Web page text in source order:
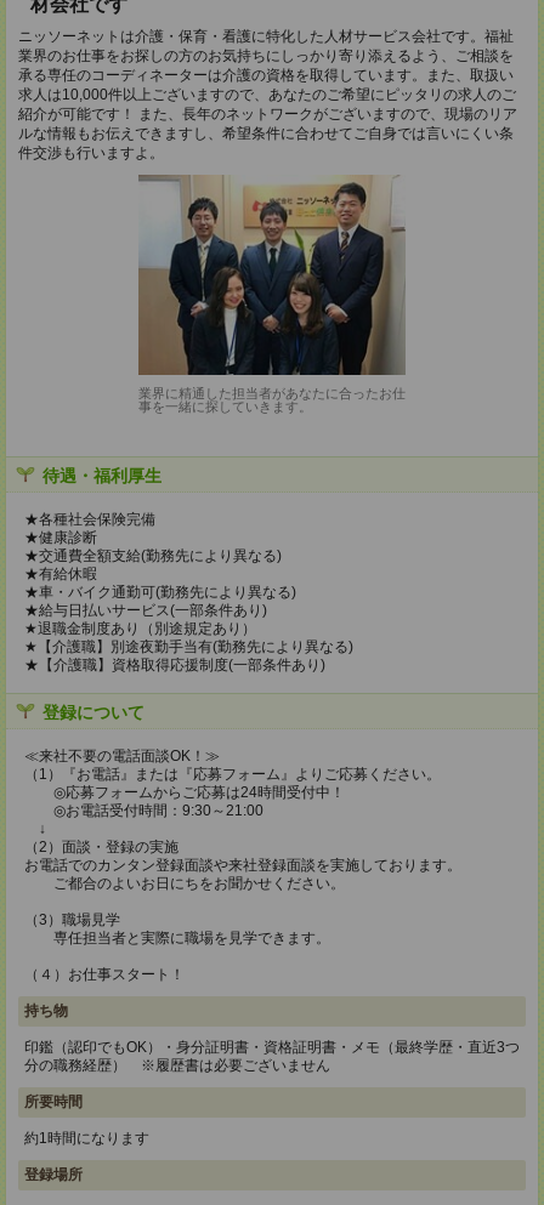
材会社です
ニッソーネットは介護・保育・看護に特化した人材サービス会社です。福祉
業界のお仕事をお探しの方のお気持ちにしっかり寄り添えるよう、ご相談を
承る専任のコーディネーターは介護の資格を取得しています。また、取扱い
求人は10,000件以上ございますので、あなたのご希望にピッタリの求人のご
紹介が可能です！ また、長年のネットワークがございますので、現場のリア
ルな情報もお伝えできますし、希望条件に合わせてご自身では言いにくい条
件交渉も行いますよ。
業界に精通した担当者があなたに合ったお仕
事を一緒に探していきます。
待遇・福利厚生
★各種社会保険完備
★健康診断
★交通費全額支給(勤務先により異なる)
★有給休暇
★車・バイク通勤可(勤務先により異なる)
★給与日払いサービス(一部条件あり)
★退職金制度あり（別途規定あり）
★【介護職】別途夜勤手当有(勤務先により異なる)
★【介護職】資格取得応援制度(一部条件あり)
登録について
≪来社不要の電話面談OK！≫
（1）『お電話』または『応募フォーム』よりご応募ください。
◎応募フォームからご応募は24時間受付中！
◎お電話受付時間：9:30～21:00
↓
（2）面談・登録の実施
お電話でのカンタン登録面談や来社登録面談を実施しております。
ご都合のよいお日にちをお聞かせください。
（3）職場見学
専任担当者と実際に職場を見学できます。
（４）お仕事スタート！
持ち物
印鑑（認印でもOK）・身分証明書・資格証明書・メモ（最終学歴・直近3つ
分の職務経歴） ※履歴書は必要ございません
所要時間
約1時間になります
登録場所